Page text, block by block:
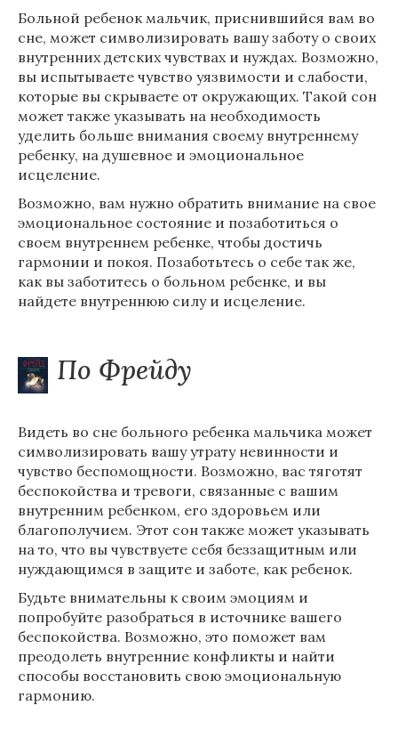
Больной ребенок мальчик, приснившийся вам во
сне, может символизировать вашу заботу о своих
внутренних детских чувствах и нуждах. Возможно,
вы испытываете чувство уязвимости и слабости,
которые вы скрываете от окружающих. Такой сон
может также указывать на необходимость
уделить больше внимания своему внутреннему
ребенку, на душевное и эмоциональное
исцеление.
Возможно, вам нужно обратить внимание на свое
эмоциональное состояние и позаботиться о
своем внутреннем ребенке, чтобы достичь
гармонии и покоя. Позаботьтесь о себе так же,
как вы заботитесь о больном ребенке, и вы
найдете внутреннюю силу и исцеление.
По Фрейду
Видеть во сне больного ребенка мальчика может
символизировать вашу утрату невинности и
чувство беспомощности. Возможно, вас тяготят
беспокойства и тревоги, связанные с вашим
внутренним ребенком, его здоровьем или
благополучием. Этот сон также может указывать
на то, что вы чувствуете себя беззащитным или
нуждающимся в защите и заботе, как ребенок.
Будьте внимательны к своим эмоциям и
попробуйте разобраться в источнике вашего
беспокойства. Возможно, это поможет вам
преодолеть внутренние конфликты и найти
способы восстановить свою эмоциональную
гармонию.